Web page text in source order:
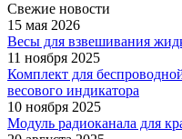
Свежие новости
15 мая 2026
Весы для взвешивания
11 ноября 2025
Комплект для
весового индикатора
10 ноября 2025
Модуль радиоканала для